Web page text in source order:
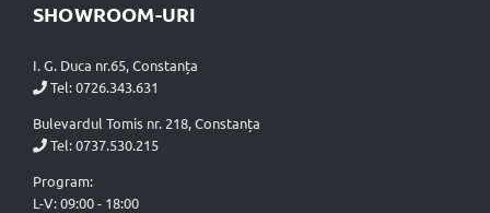
SHOWROOM-URI
I. G. Duca nr.65, Constanța
Tel:0726.343.631
Bulevardul Tomis nr. 218, Constanța
Tel:0737.530.215
Program:
L-V: 09:00 - 18:00